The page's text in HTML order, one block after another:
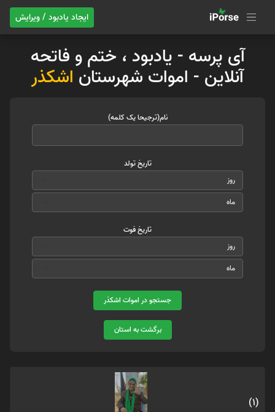
ایجاد یادبود / ویرایش
آی پرسه - یادبود ، ختم و فاتحه
آنلاین - اموات شهرستان اشکذر
نام(ترجیحا یک کلمه)
تاریخ تولد
تاریخ فوت
جستجو در اموات اشکذر
برگشت به استان
(1)